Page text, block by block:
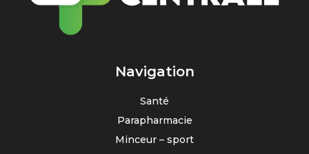
Navigation
Santé
Parapharmacie
Minceur – sport